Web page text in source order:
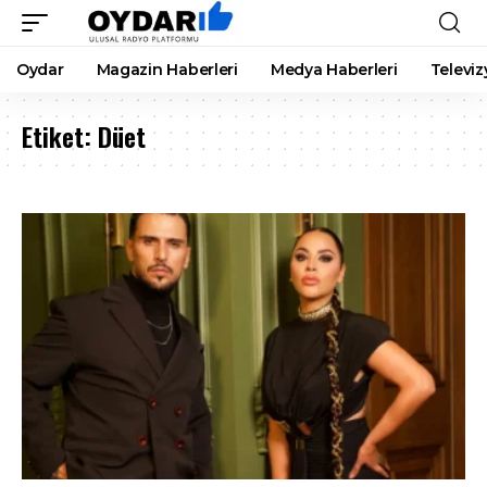
Oydar Magazin Haberleri Medya Haberleri
Etiket: Düet